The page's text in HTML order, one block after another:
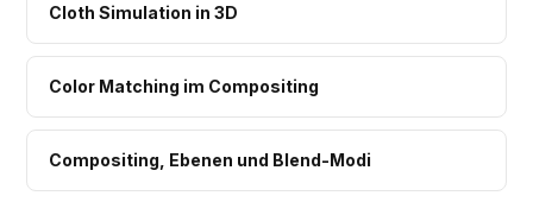
Cloth Simulation in 3D
Color Matching im Compositing
Compositing, Ebenen und Blend-Modi